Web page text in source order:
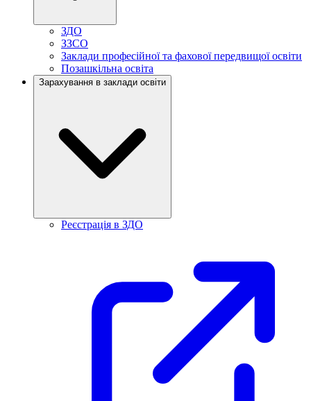
ЗДО
ЗЗСО
Заклади професійної та фахової передвищої освіти
Позашкільна освіта
Зарахування в заклади освіти
Реєстрація в ЗДО